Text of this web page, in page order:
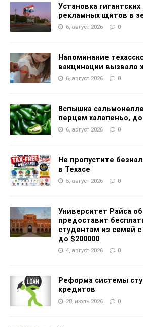
Установка
рекламных щитов в
6, август 2026 0
Напоминание
вакцинации вызвало
6, август 2026 0
Вспышка
перцем халапеньо,
6, август 2026 0
Не пропустите
в Техасе
5, август 2026 0
Университет Райса
предоставит
студентам из семей
до $200000
4, август 2026 0
Реформа системы
кредитов
28, июль 2026 0